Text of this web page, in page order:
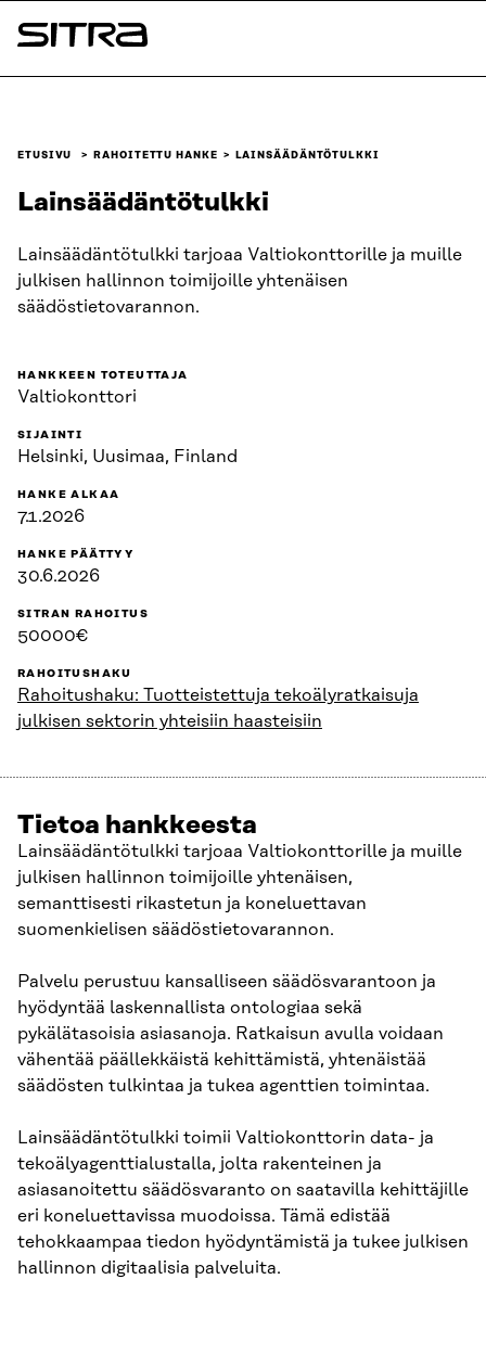
Siirry
suoraan
Sitra
ETUSIVU RAHOITETTU HANKE LAINSÄÄDÄNTÖTULKKI
Lainsäädäntötulkki
Lainsäädäntötulkki tarjoaa Valtiokonttorille ja muille
julkisen hallinnon toimijoille yhtenäisen
säädöstietovarannon.
HANKKEEN TOTEUTTAJA
Valtiokonttori
SIJAINTI
Helsinki, Uusimaa, Finland
HANKE ALKAA
7.1.2026
HANKE PÄÄTTYY
30.6.2026
SITRAN RAHOITUS
50000€
RAHOITUSHAKU
Rahoitushaku: Tuotteistettuja tekoälyratkaisuja
julkisen sektorin yhteisiin haasteisiin
Tietoa hankkeesta
Lainsäädäntötulkki tarjoaa Valtiokonttorille ja muille
julkisen hallinnon toimijoille yhtenäisen,
semanttisesti rikastetun ja koneluettavan
suomenkielisen säädöstietovarannon.
Palvelu perustuu kansalliseen säädösvarantoon ja
hyödyntää laskennallista ontologiaa sekä
pykälätasoisia asiasanoja. Ratkaisun avulla voidaan
vähentää päällekkäistä kehittämistä, yhtenäistää
säädösten tulkintaa ja tukea agenttien toimintaa.
Lainsäädäntötulkki toimii Valtiokonttorin data- ja
tekoälyagenttialustalla, jolta rakenteinen ja
asiasanoitettu säädösvaranto on saatavilla kehittäjille
eri koneluettavissa muodoissa. Tämä edistää
tehokkaampaa tiedon hyödyntämistä ja tukee julkisen
hallinnon digitaalisia palveluita.